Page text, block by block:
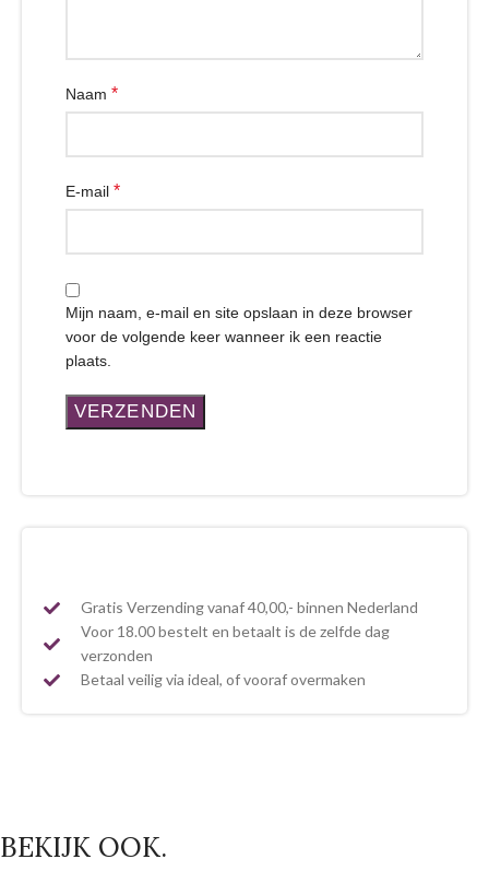
Naam *
E-mail *
Mijn naam, e-mail en site opslaan in deze browser
voor de volgende keer wanneer ik een reactie
plaats.
Gratis Verzending vanaf 40,00,- binnen Nederland
Voor 18.00 bestelt en betaalt is de zelfde dag
verzonden
Betaal veilig via ideal, of vooraf overmaken
BEKIJK OOK.